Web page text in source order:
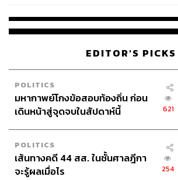
EDITOR'S PICKS
POLITICS
มหากาพย์โกงข้อสอบท้องถิ่น ก่อน
เดินหน้าสู่จุดจบในสัปดาห์นี้
621
POLITICS
เส้นทางคดี 44 สส. ในชั้นศาลฎีกา
จะรู้ผลเมื่อไร
254